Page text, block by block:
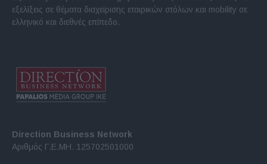
εξελίξεις σε θέματα διαχείρισης εταιρικών στόλων και mobility σε
ελληνικό και διεθνές επίπεδο.
Direction Business Network
Αριθμός Γ.Ε.ΜΗ. 125702501000